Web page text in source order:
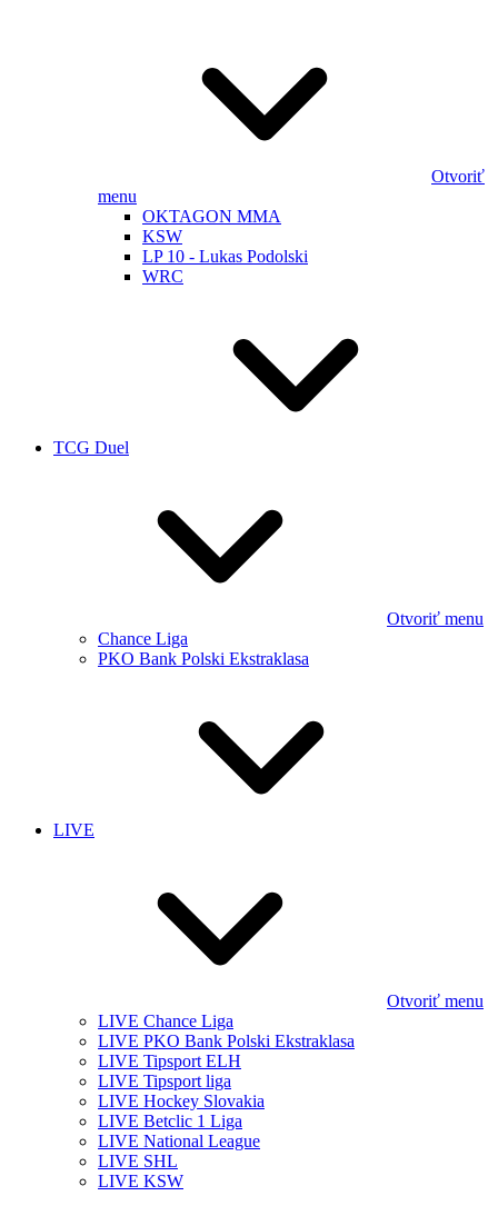
Otvoriť
menu
OKTAGON MMA
KSW
LP 10 - Lukas Podolski
WRC
TCG Duel
Otvoriť menu
Chance Liga
PKO Bank Polski Ekstraklasa
LIVE
Otvoriť menu
LIVE Chance Liga
LIVE PKO Bank Polski Ekstraklasa
LIVE Tipsport ELH
LIVE Tipsport liga
LIVE Hockey Slovakia
LIVE Betclic 1 Liga
LIVE National League
LIVE SHL
LIVE KSW